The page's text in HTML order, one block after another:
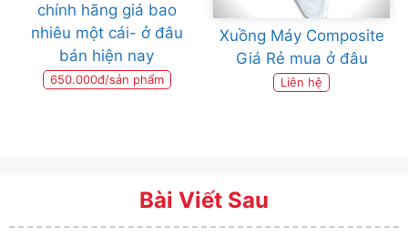
chính hãng giá bao
nhiêu một cái- ở đâu
bán hiện nay
650.000đ/sản phẩm
Xuồng Máy Composite
Giá Rẻ mua ở đâu
Liên hệ
Bài Viết Sau